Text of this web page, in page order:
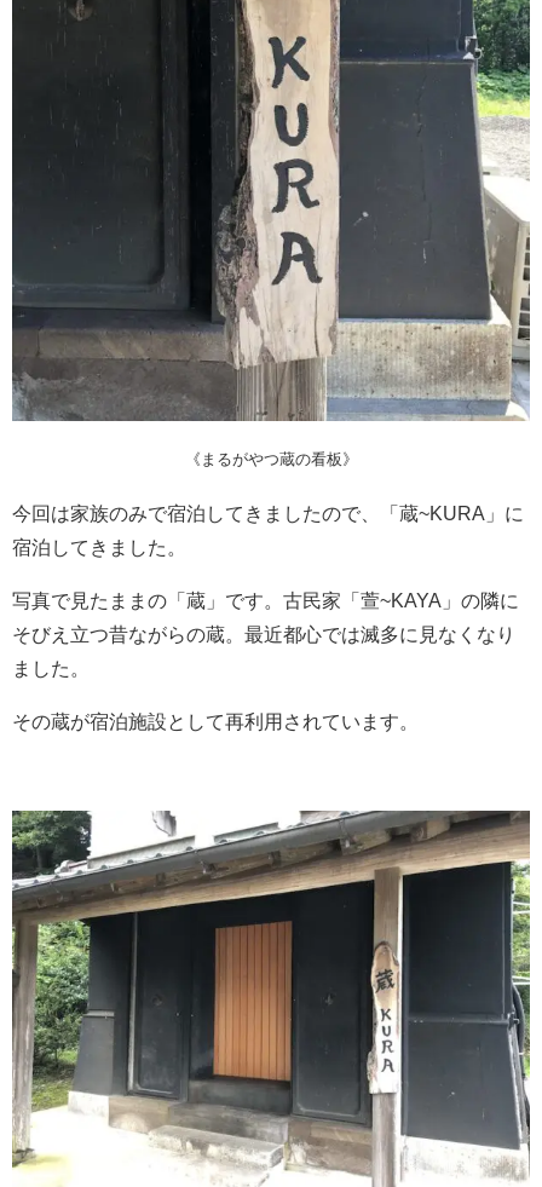
《まるがやつ蔵の看板》
今回は家族のみで宿泊してきましたので、「蔵~KURA」に
宿泊してきました。
写真で見たままの「蔵」です。古民家「萱~KAYA」の隣に
そびえ立つ昔ながらの蔵。最近都心では滅多に見なくなり
ました。
その蔵が宿泊施設として再利用されています。